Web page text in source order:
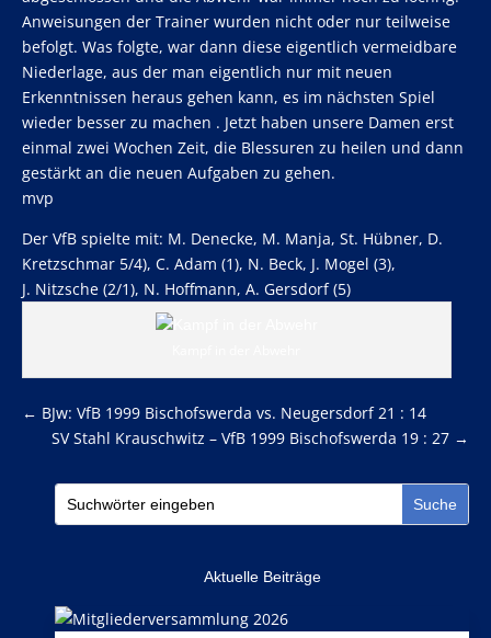
Anweisungen der Trainer wurden nicht oder nur teilweise
befolgt. Was folgte, war dann diese eigentlich vermeidbare
Niederlage, aus der man eigentlich nur mit neuen
Erkenntnissen heraus gehen kann, es im nächsten Spiel
wieder besser zu machen . Jetzt haben unsere Damen erst
einmal zwei Wochen Zeit, die Blessuren zu heilen und dann
gestärkt an die neuen Aufgaben zu gehen.
mvp
Der VfB spielte mit: M. Denecke, M. Manja, St. Hübner, D.
Kretzschmar 5/4), C. Adam (1), N. Beck, J. Mogel (3),
J. Nitzsche (2/1), N. Hoffmann, A. Gersdorf (5)
← BJw: VfB 1999 Bischofswerda vs. Neugersdorf 21 : 14
SV Stahl Krauschwitz – VfB 1999 Bischofswerda 19 : 27 →
Aktuelle Beiträge